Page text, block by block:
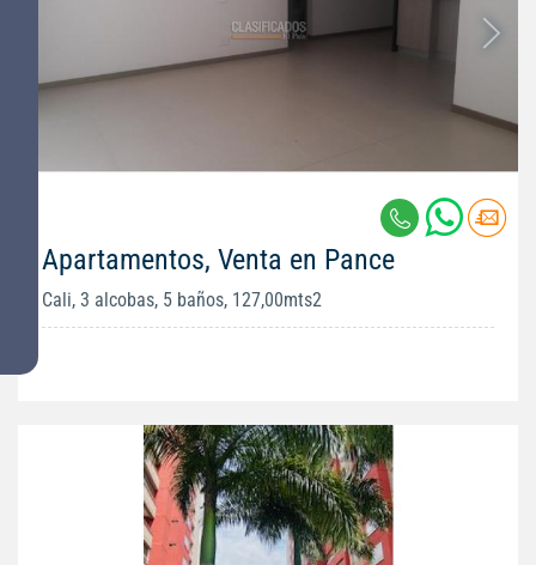
Apartamentos, Venta en Pance
Cali, 3 alcobas, 5 baños, 127,00mts2